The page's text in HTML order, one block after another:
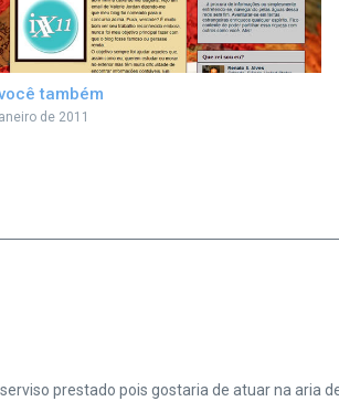
também
de 2011
prestado pois gostaria de atuar na aria